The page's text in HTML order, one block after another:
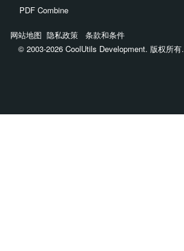
PDF Combine
网站地图 隐私政策
条款和条件
© 2003-2026 CoolUtils Development. 版权所有.